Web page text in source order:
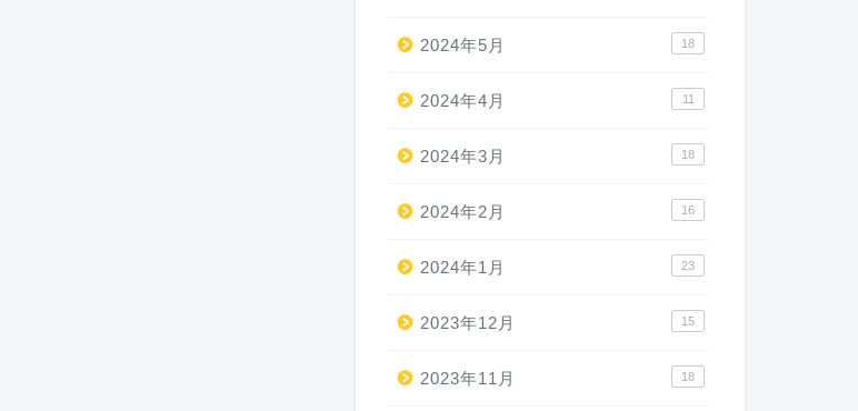
2024年5月 18
2024年4月 11
2024年3月 18
2024年2月 16
2024年1月 23
2023年12月 15
2023年11月 18